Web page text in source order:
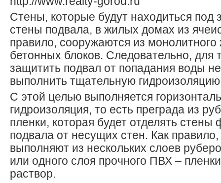
Стены, которые будут находиться под
стены подвала, в жилых домах из
правило, сооружаются из
бетонных блоков. Следовательно, для
защитить подвал от попадания воды
выполнить тщательную
С этой целью выполняется
гидроизоляция, то есть преграда из
пленки, которая будет отделять
подвала от несущих стен. Как
выполняют из нескольких слоев
или одного слоя прочного ПВХ –
раствор.